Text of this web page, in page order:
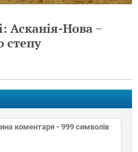
Асканія-Нова −
степу